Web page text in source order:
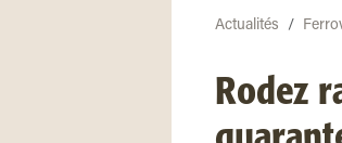
Actualités
Rodez